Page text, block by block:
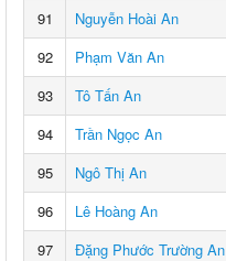
91
Nguyễn Hoài An
92
Phạm Văn An
93
Tô Tấn An
94
Trần Ngọc An
95
Ngô Thị An
96
Lê Hoàng An
97
Đặng Phước Trường An